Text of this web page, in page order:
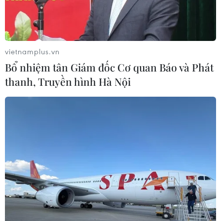
Ukraine.
Binh sỹ Mỹ vận chuyển vũ khí. (Ảnh: AFP/TTXVN)
Ngày 9/2, Thủ tướng Đức Olaf Scholz và Tổng
thống Mỹ Joe Biden đã hối thúc các nhà lập
pháp Mỹ phê duyệt gói viện trợ quân sự cho
vietnamplus.vn
Bổ nhiệm tân Giám đốc Cơ quan Báo và Phát
thanh, Truyền hình Hà Nội